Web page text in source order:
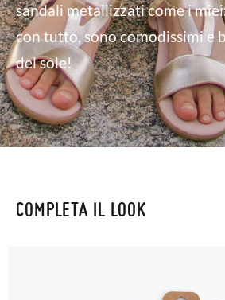
sandali metallizzati come i
con tutto, sono comodissimi e
del sole!
COMPLETA IL LOOK